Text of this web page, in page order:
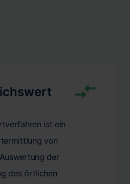
ist ein
von
der
des örtlichen